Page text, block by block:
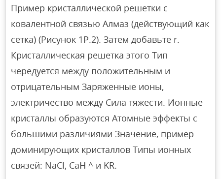
Пример кристаллической решетки с
ковалентной связью Алмаз (действующий как
сетка) (Рисунок 1P.2). Затем добавьте r.
Кристаллическая решетка этого Тип
чередуется между положительным и
отрицательным Заряженные ионы,
электричество между Сила тяжести. Ионные
кристаллы образуются Атомные эффекты с
большими различиями Значение, пример
доминирующих кристаллов Типы ионных
связей: NaCl, CaH ^ и KR.